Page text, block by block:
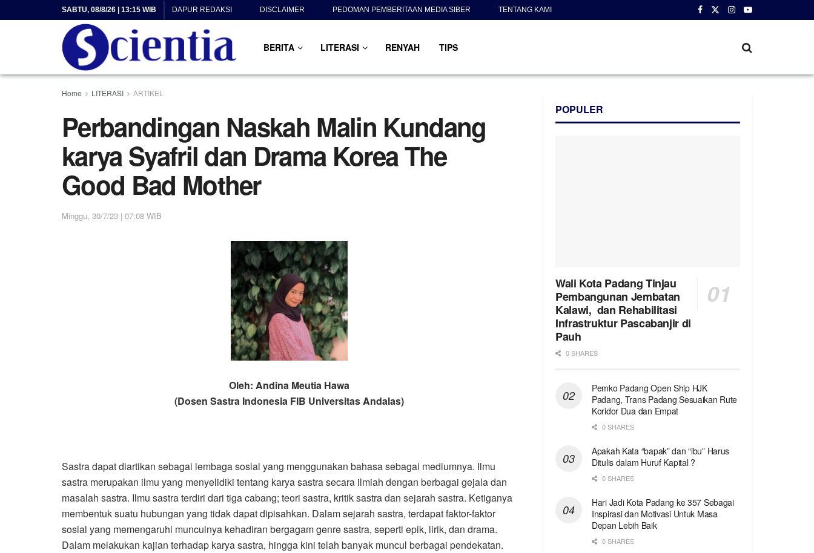
SABTU, 08/8/26 | 13:15 WIB DAPUR REDAKSI DISCLAIMER PEDOMAN PEMBERITAAN MEDIA SIBER TENTANG KAMI
BERITA LITERASI RENYAH TIPS
Home LITERASI ARTIKEL
Perbandingan Naskah Malin Kundang
karya Syafril dan Drama Korea The
Good Bad Mother
Minggu, 30/7/23 | 07:08 WIB
Oleh: Andina Meutia Hawa
(Dosen Sastra Indonesia FIB Universitas Andalas)
Sastra dapat diartikan sebagai lembaga sosial yang menggunakan bahasa sebagai mediumnya. Ilmu
sastra merupakan ilmu yang menyelidiki tentang karya sastra secara ilmiah dengan berbagai gejala dan
masalah sastra. Ilmu sastra terdiri dari tiga cabang; teori sastra, kritik sastra dan sejarah sastra. Ketiganya
membentuk suatu hubungan yang tidak dapat dipisahkan. Dalam sejarah sastra, terdapat faktor-faktor
sosial yang memengaruhi munculnya kehadiran bergagam genre sastra, seperti epik, lirik, dan drama.
Dalam melakukan kajian terhadap karya sastra, hingga kini telah banyak muncul berbagai pendekatan.
POPULER
Wali Kota Padang Tinjau
Pembangunan Jembatan
Kalawi, dan Rehabilitasi
Infrastruktur Pascabanjir di
Pauh
0 SHARES
Pemko Padang Open Ship HJK
Padang, Trans Padang Sesuaikan Rute
Koridor Dua dan Empat
0 SHARES
Apakah Kata “bapak” dan “ibu” Harus
Ditulis dalam Huruf Kapital ?
0 SHARES
Hari Jadi Kota Padang ke 357 Sebagai
Inspirasi dan Motivasi Untuk Masa
Depan Lebih Baik
0 SHARES